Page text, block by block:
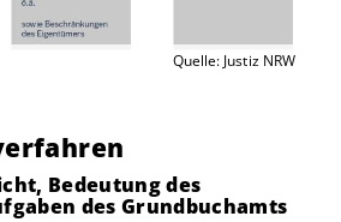
Quelle: Justiz NRW
Bedeutung des
des Grundbuchamts